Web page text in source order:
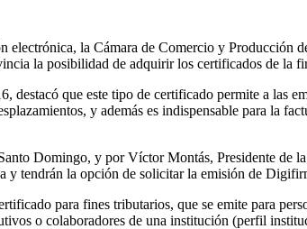
electrónica, la Cámara de Comercio y
la posibilidad de adquirir los certificados de
que este tipo de certificado permite a las
y además es indispensable para la
Domingo, y por Víctor Montás, Presidente de
tendrán la opción de solicitar la emisión de
para fines tributarios, que se emite para
o colaboradores de una institución (perfil